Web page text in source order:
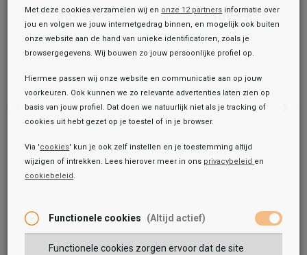
Onze winkelvoorraad
Baron Filou
Organic Hoodie Filou XLI.
109,99
109,99 109,99
Toegevoegd aan je winkeltas!
Met deze cookies verzamelen wij en onze 12 partners informatie over
jou en volgen we jouw internetgedrag binnen, en mogelijk ook buiten
onze website aan de hand van unieke identificatoren, zoals je
browsergegevens. Wij bouwen zo jouw persoonlijke profiel op.
Hiermee passen wij onze website en communicatie aan op jouw
voorkeuren. Ook kunnen we zo relevante advertenties laten zien op
basis van jouw profiel. Dat doen we natuurlijk niet als je tracking of
cookies uit hebt gezet op je toestel of in je browser.
Via 'cookies' kun je ook zelf instellen en je toestemming altijd
wijzigen of intrekken. Lees hierover meer in ons privacybeleid en
cookiebeleid.
Functionele cookies (Altijd actief)
Functionele cookies zorgen ervoor dat de site